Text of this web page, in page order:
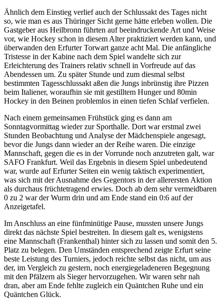
Ähnlich dem Einstieg verlief auch der Schlussakt des Tages nicht
so, wie man es aus Thüringer Sicht gerne hätte erleben wollen. Die
Gastgeber aus Heilbronn führten auf beeindruckende Art und Weise
vor, wie Hockey schon in diesem Alter praktiziert werden kann, und
überwanden den Erfurter Torwart ganze acht Mal. Die anfängliche
Tristesse in der Kabine nach dem Spiel wandelte sich zur
Erleichterung des Trainers relativ schnell in Vorfreude auf das
Abendessen um. Zu später Stunde und zum diesmal selbst
bestimmten Tagesschlussakt aßen die Jungs inbrünstig ihre Pizzen
beim Italiener, woraufhin sie mit gestilltem Hunger und 80min
Hockey in den Beinen problemlos in einen tiefen Schlaf verfielen.
Nach einem gemeinsamen Frühstück ging es dann am
Sonntagvormittag wieder zur Sporthalle. Dort war erstmal zwei
Stunden Beobachtung und Analyse der Mädchenspiele angesagt,
bevor die Jungs dann wieder an der Reihe waren. Die einzige
Mannschaft, gegen die es in der Vorrunde noch anzutreten galt, war
SAFO Frankfurt. Weil das Ergebnis in diesem Spiel unbedeutend
war, wurde auf Erfurter Seiten ein wenig taktisch experimentiert,
was sich mit der Ausnahme des Gegentors in der allerersten Aktion
als durchaus früchtetragend erwies. Doch ab dem sehr vermeidbaren
0 zu 2 war der Wurm drin und am Ende stand ein 0:6 auf der
Anzeigetafel.
Im Anschluss an eine fünfminütige Pause, mussten unsere Jungs
direkt das nächste Spiel bestreiten. In diesem galt es, wenigstens
eine Mannschaft (Frankenthal) hinter sich zu lassen und somit den 5.
Platz zu belegen. Den Umständen entsprechend zeigte Erfurt seine
beste Leistung des Turniers, jedoch reichte selbst das nicht, um aus
der, im Vergleich zu gestern, noch energiegeladeneren Begegnung
mit den Pfälzern als Sieger hervorzugehen. Wir waren sehr nah
dran, aber am Ende fehlte zugleich ein Quäntchen Ruhe und ein
Quäntchen Glück.